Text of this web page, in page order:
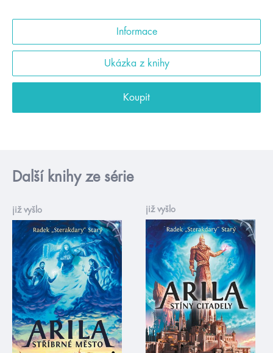
Informace
Ukázka z knihy
Koupit
Další knihy ze série
již vyšlo již vyšlo